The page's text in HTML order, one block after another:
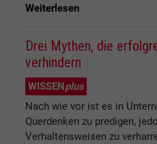
Weiterlesen
Drei Mythen, die
verhindern
WISSENplus
Nach wie vor ist es in
Querdenken zu predigen,
Verhaltensweisen zu